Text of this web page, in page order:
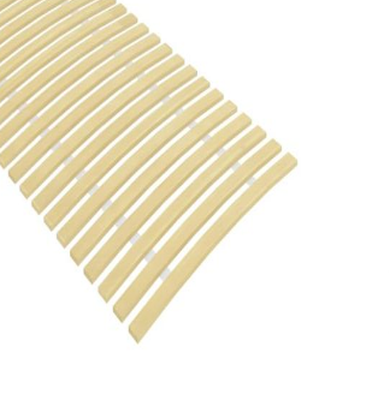
Лостове за набиране
Силови кули
Йога и пилатес